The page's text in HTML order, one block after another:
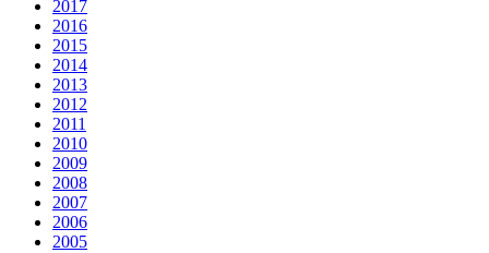
2017
2016
2015
2014
2013
2012
2011
2010
2009
2008
2007
2006
2005